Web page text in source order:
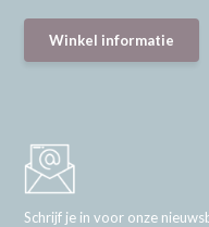
Winkel informatie
Schrijf je in voor onze